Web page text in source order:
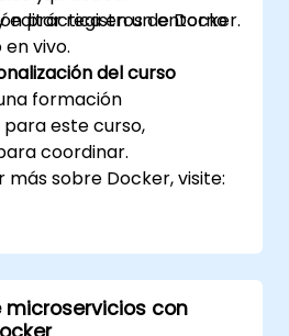
editar registros de Docker.
práctica en un entorno
vivo.
del curso
formación
este curso,
coordinar.
más sobre Docker, visite:
con